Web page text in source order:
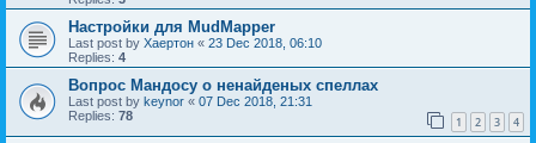
Настройки для MudMapper
Last post by Хаертон « 23 Dec 2018, 06:10
Replies: 4
Вопрос Мандосу о ненайденых спеллах
Last post by keynor « 07 Dec 2018, 21:31
Replies: 78 1 2 3 4